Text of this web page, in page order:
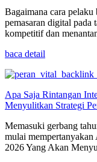
Bagaimana cara
pemasaran digital pada
kompetitif dan
baca detail
Apa Saja Rintangan
Menyulitkan Strategi
Memasuki gerbang
mulai
2026 Yang Akan